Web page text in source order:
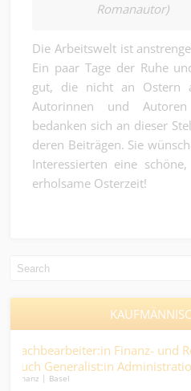
Romanautor)
Die Arbeitswelt ist
Ein paar Tage der Ruhe
gut, die nicht an Ostern
Autorinnen und
bedanken sich an dieser
deren Beiträgen. Sie
Interessierten eine
erholsame Osterzeit!
Rechnungswesen wie
60–70 % - wo Zahlen
darauf zählen….